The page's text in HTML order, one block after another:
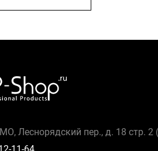
Леснорядский пер., д. 18 стр. 2